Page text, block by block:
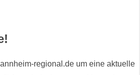
regional.de um eine aktuelle